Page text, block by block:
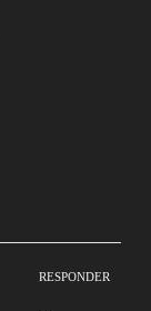
RESPONDER